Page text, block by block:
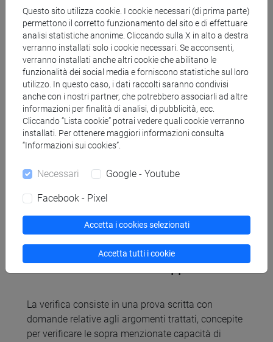
Einaudi, 2014
c) Bonardi L., Varotto M., Paesaggi terrazzati
d'Italia. Eredità storiche e nuove prospettive, Angeli,
2016
Non frequentanti:
a) un libro a scelta tra i seguenti due:
Tosco C., Il paesaggio come storia, Il Mulino, 2017
Jakob M., Paesaggio e letteratura, Olschki, 2005
b) Diamond J., Armi, acciaio e malattie. Breve
Einaudi, 2014
c) Bonardi L., Varotto M., Paesaggi terrazzati
Modalità di verifica dell'apprendimento
La verifica consiste in una prova scritta con
domande relative agli argomenti trattati, concepite
per verificare le sopra menzionate capacità di
Questo sito utilizza cookie. I cookie necessari (di prima parte)
permettono il corretto funzionamento del sito e di effettuare
analisi statistiche anonime. Cliccando sulla X in alto a destra
verranno installati solo i cookie necessari. Se acconsenti,
verranno installati anche altri cookie che abilitano le
funzionalità dei social media e forniscono statistiche sul loro
utilizzo. In questo caso, i dati raccolti saranno condivisi
anche con i nostri partner, che potrebbero associarli ad altre
informazioni per finalità di analisi, di pubblicità, ecc.
Cliccando “Lista cookie” potrai vedere quali cookie verranno
installati. Per ottenere maggiori informazioni consulta
“Informazioni sui cookies”.
Necessari Google - Youtube
Facebook - Pixel
Accetta i cookies selezionati
Accetta tutti i cookie